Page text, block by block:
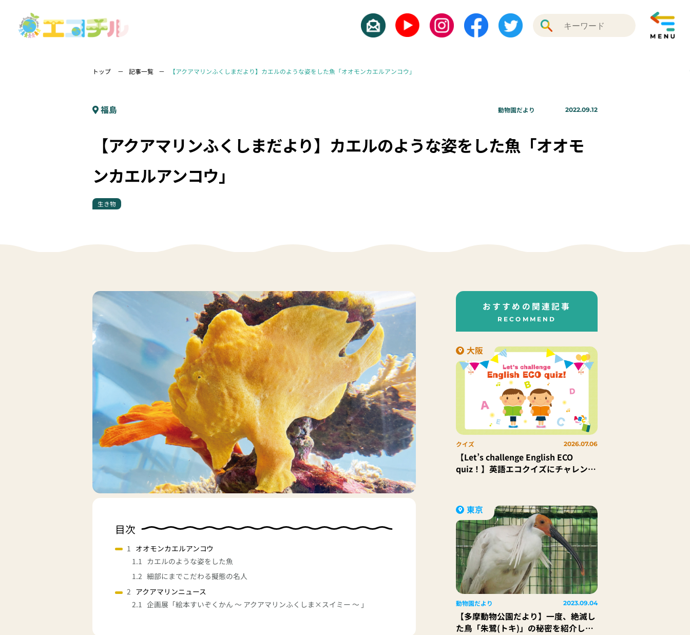
トップ 記事一覧 【アクアマリンふくしまだより】カエルのような姿をした魚「オオモンカエルアンコウ」
福島 動物園だより 2022.09.12
【アクアマリンふくしまだより】カエルのような姿をした魚「オオモ
ンカエルアンコウ」
生き物
目次
オオモンカエルアンコウ
カエルのような姿をした魚
細部にまでこだわる擬態の名人
アクアマリンニュース
企画展「絵本すいぞくかん ～ アクアマリンふくしま×スイミー ～ 」
おすすめの関連記事
RECOMMEND
大阪
クイズ 2026.07.06
【Let’s challenge English ECO
quiz！】英語エコクイズにチャレンジ
てなどにより海に流れ出したプラスチ
ックごみが原因で、困っている生き物
もいるんだ。では、次の中で海で暮ら
している動物はどれかな？
東京
動物園だより 2023.09.04
【多摩動物公園だより】一度、絶滅し
た鳥「朱鷺(トキ)」の秘密を紹介しま